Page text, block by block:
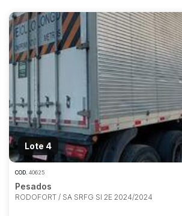
Habilite-se para efetuar lances ou
propostas
Lote 4
COD. 40625
Pesados
RODOFORT / SA SRFG SI 2E 2024/2024